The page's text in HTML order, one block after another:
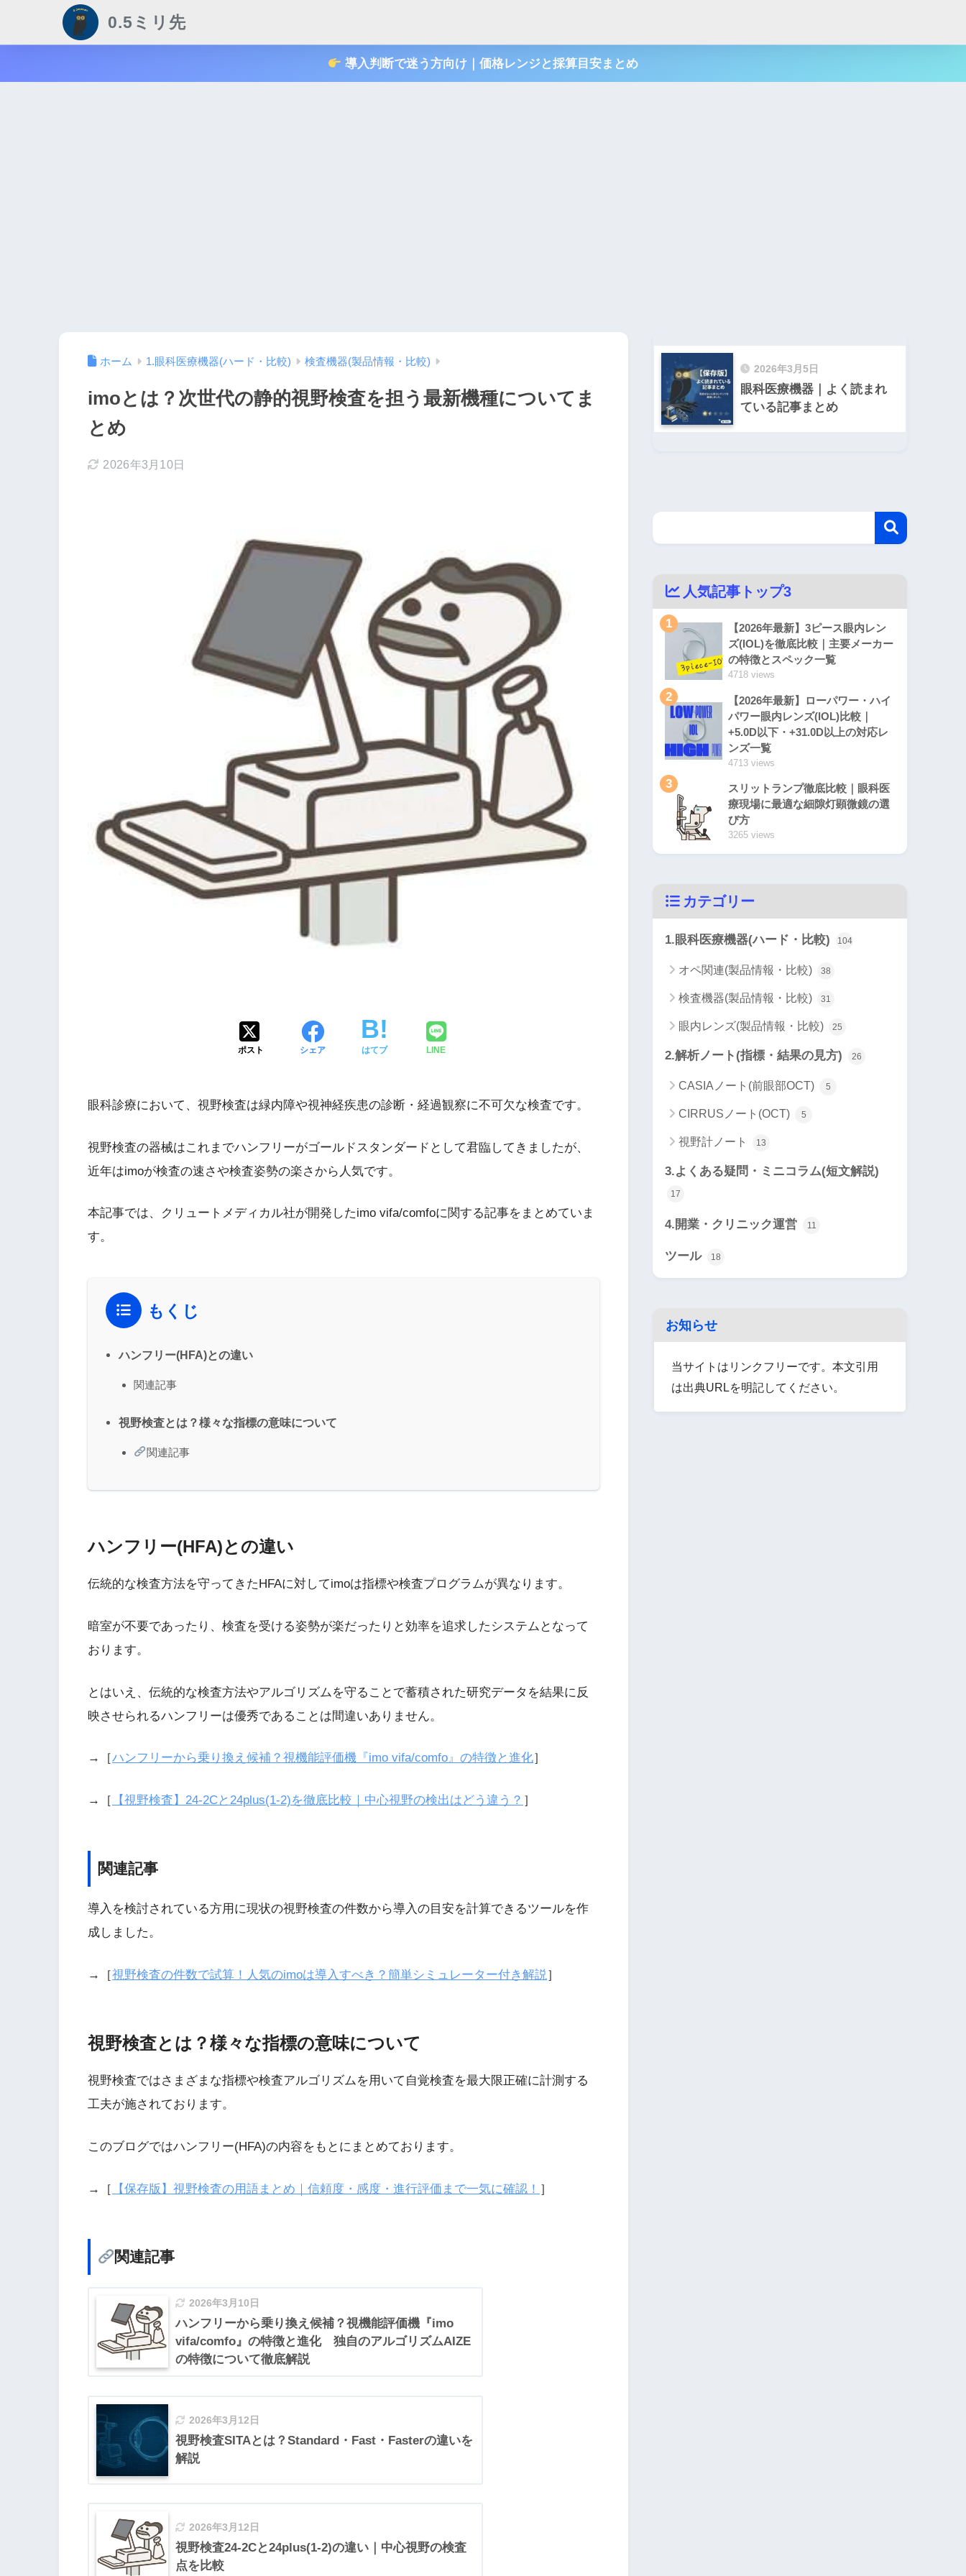
0.5ミリ先
導入判断で迷う方向け｜価格レンジと採算目安まとめ
ホーム 1.眼科医療機器(ハード・比較) 検査機器(製品情報・比較)
imoとは？次世代の静的視野検査を担う最新機種についてま
とめ
2026年3月10日
ポスト シェア はてブ LINE
眼科診療において、視野検査は緑内障や視神経疾患の診断・経過観察に不可欠な検査です。
視野検査の器械はこれまでハンフリーがゴールドスタンダードとして君臨してきましたが、
近年はimoが検査の速さや検査姿勢の楽さから人気です。
本記事では、クリュートメディカル社が開発したimo vifa/comfoに関する記事をまとめていま
す。
もくじ
ハンフリー(HFA)との違い
関連記事
視野検査とは？様々な指標の意味について
関連記事
ハンフリー(HFA)との違い
伝統的な検査方法を守ってきたHFAに対してimoは指標や検査プログラムが異なります。
暗室が不要であったり、検査を受ける姿勢が楽だったりと効率を追求したシステムとなって
おります。
とはいえ、伝統的な検査方法やアルゴリズムを守ることで蓄積された研究データを結果に反
映させられるハンフリーは優秀であることは間違いありません。
→［ハンフリーから乗り換え候補？視機能評価機『imo vifa/comfo』の特徴と進化］
→［ 【視野検査】24-2Cと24plus(1-2)を徹底比較｜中心視野の検出はどう違う？ ］
関連記事
導入を検討されている方用に現状の視野検査の件数から導入の目安を計算できるツールを作
成しました。
→［視野検査の件数で試算！人気のimoは導入すべき？簡単シミュレーター付き解説 ］
視野検査とは？様々な指標の意味について
視野検査ではさまざまな指標や検査アルゴリズムを用いて自覚検査を最大限正確に計測する
工夫が施されております。
このブログではハンフリー(HFA)の内容をもとにまとめております。
→［ 【保存版】視野検査の用語まとめ｜信頼度・感度・進行評価まで一気に確認！ ］
関連記事
2026年3月10日
ハンフリーから乗り換え候補？視機能評価機『imo
vifa/comfo』の特徴と進化 独自のアルゴリズムAIZE
の特徴について徹底解説
2026年3月12日
視野検査SITAとは？Standard・Fast・Fasterの違いを
解説
2026年3月12日
視野検査24-2Cと24plus(1-2)の違い｜中心視野の検査
点を比較
2026年3月5日
眼科医療機器｜よく読まれ
ている記事まとめ
人気記事トップ3
1
【2026年最新】3ピース眼内レン
ズ(IOL)を徹底比較｜主要メーカー
の特徴とスペック一覧
4718 views
2
【2026年最新】ローパワー・ハイ
パワー眼内レンズ(IOL)比較｜
+5.0D以下・+31.0D以上の対応レ
ンズ一覧
4713 views
3
スリットランプ徹底比較｜眼科医
療現場に最適な細隙灯顕微鏡の選
び方
3265 views
カテゴリー
1.眼科医療機器(ハード・比較) 104
オペ関連(製品情報・比較) 38
検査機器(製品情報・比較) 31
眼内レンズ(製品情報・比較) 25
2.解析ノート(指標・結果の見方) 26
CASIAノート(前眼部OCT) 5
CIRRUSノート(OCT) 5
視野計ノート 13
3.よくある疑問・ミニコラム(短文解説)
17
4.開業・クリニック運営 11
ツール 18
お知らせ
当サイトはリンクフリーです。本文引用
は出典URLを明記してください。